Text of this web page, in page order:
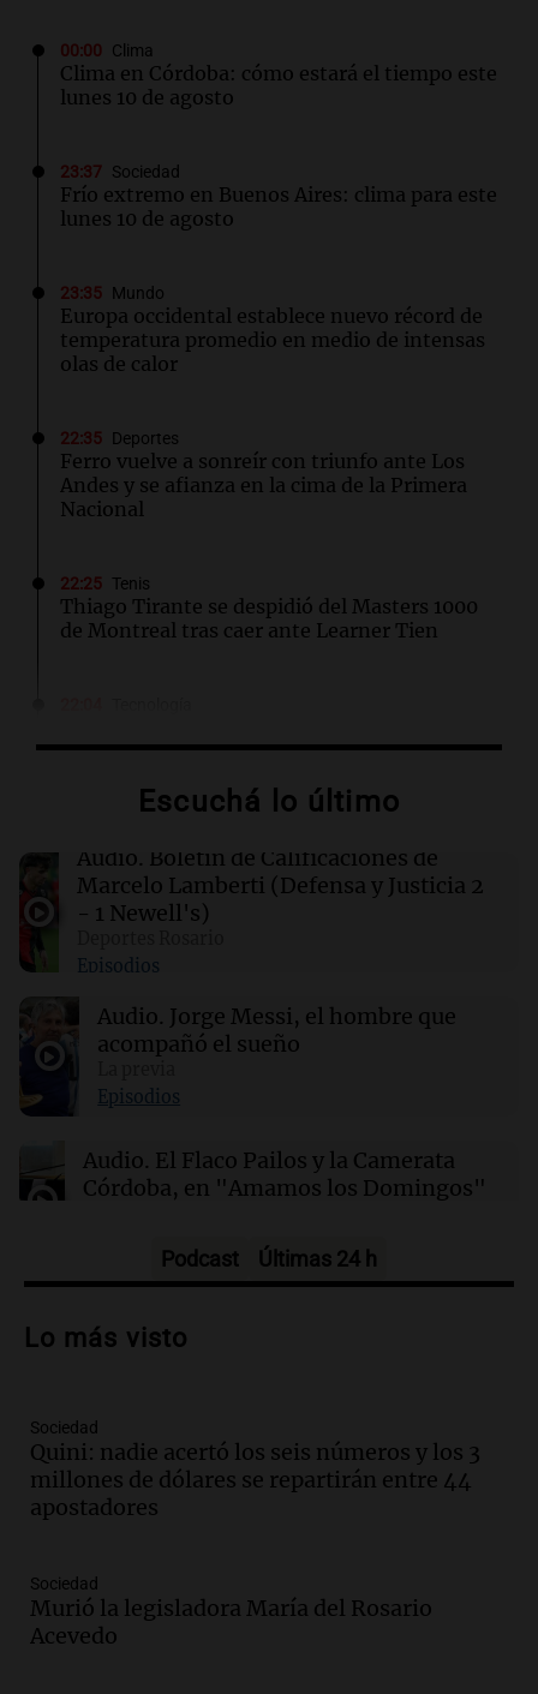
00:00 Clima
Clima en Córdoba: cómo estará el tiempo este
lunes 10 de agosto
23:37 Sociedad
Frío extremo en Buenos Aires: clima para este
lunes 10 de agosto
23:35 Mundo
Europa occidental establece nuevo récord de
temperatura promedio en medio de intensas
olas de calor
22:35 Deportes
Ferro vuelve a sonreír con triunfo ante Los
Andes y se afianza en la cima de la Primera
Nacional
22:25 Tenis
Thiago Tirante se despidió del Masters 1000
de Montreal tras caer ante Learner Tien
detección de cámaras de seguridad
Fallece Don Nelson, leyenda de la NBA y
segundo entrenador más exitoso en la
historia
22:03 Tecnología
riesgo para la ciberseguridad
21:48 Sociedad
Quini: nadie acertó los seis números y los 3
apostadores
Escuchá lo último
Audio. Boletín de Calificaciones de
Marcelo Lamberti (Defensa y Justicia 2
- 1 Newell's)
Episodios
Audio. Jorge Messi, el hombre que
acompañó el sueño
Episodios
Audio. El Flaco Pailos y la Camerata
Córdoba, en "Amamos los Domingos"
hablaron de su obra en Cadena 3
Audio.
recuerdo del paso de Juan Pablo II: "Te
traspasaba con la mirada"
Amamos los Domingos
Audio.
un imperdible cordobés para los
amantes de la astronomía
Podcast Últimas 24 h
Lo más visto
Sociedad
Quini: nadie acertó los seis números y los 3
millones de dólares se repartirán entre 44
apostadores
Sociedad
Murió la legisladora María del Rosario
Acevedo